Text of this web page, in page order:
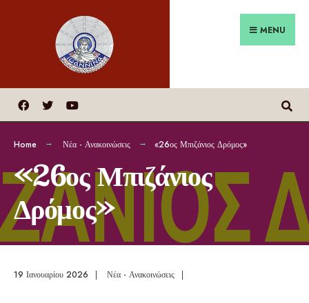
MENU
Home Νέα - Ανακοινώσεις «26ος Μπιζάνιος Δρόμος»
«26ος Μπιζάνιος
Δρόμος»
19 Ιανουαρίου 2026 | Νέα - Ανακοινώσεις |